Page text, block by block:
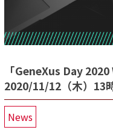
「GeneXus Day
2020/11/12（木）13
News